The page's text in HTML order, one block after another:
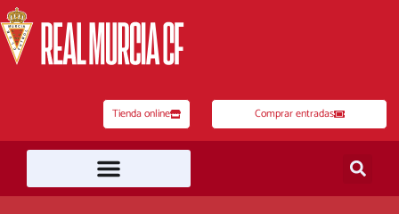
al
contenido
Tienda online Comprar entradas